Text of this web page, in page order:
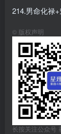
214.男命化禄+
© 版权声明
长按关注公众号